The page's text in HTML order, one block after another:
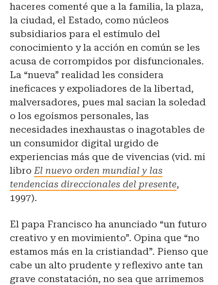
haceres comenté que a la familia, la plaza,
la ciudad, el Estado, como núcleos
subsidiarios para el estímulo del
conocimiento y la acción en común se les
acusa de corrompidos por disfuncionales.
La “nueva” realidad les considera
ineficaces y expoliadores de la libertad,
malversadores, pues mal sacian la soledad
o los egoísmos personales, las
necesidades inexhaustas o inagotables de
un consumidor digital urgido de
experiencias más que de vivencias (vid. mi
libro El nuevo orden mundial y las
tendencias direccionales del presente,
1997).
El papa Francisco ha anunciado “un futuro
creativo y en movimiento”. Opina que “no
estamos más en la cristiandad”. Pienso que
cabe un alto prudente y reflexivo ante tan
grave constatación, no sea que arrimemos